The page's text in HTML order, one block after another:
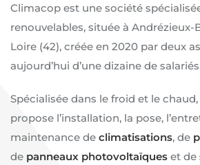
Climacop est une société
renouvelables, située à Andrézieux-
Loire (42), créée en 2020 par deux
aujourd’hui d’une dizaine de
Spécialisée dans le froid et le
propose l’installation, la pose,
maintenance de climatisations, de
de panneaux photovoltaïques et de